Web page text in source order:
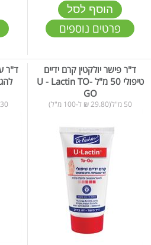
הוסף לסל
פרטים נוספים
ד"ר פישר יולקטין קרם ידיים
טיפולי 50 מ"ל U - Lactin TO-
GO
50 מ"ל(29.80 ₪ ל-100 מ"ל)
ד"ר
30 מ"ל(216.33 ₪ ל-100 מ"ל)